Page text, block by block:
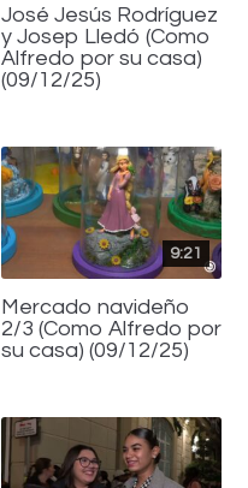
José Jesús Rodríguez
y Josep Lledó (Como
Alfredo por su casa)
(09/12/25)
9:21
Mercado navideño
2/3 (Como Alfredo por
su casa) (09/12/25)